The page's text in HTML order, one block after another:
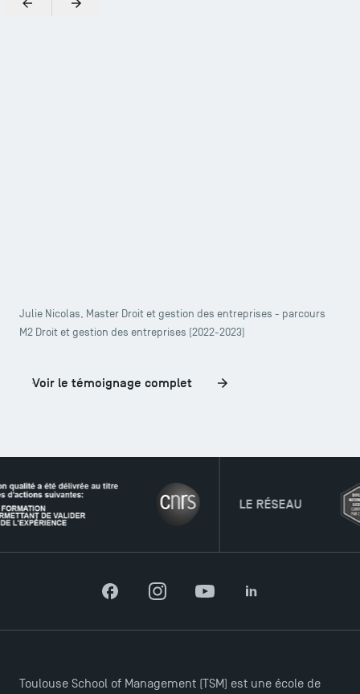
PrécédentSuivant
Julie Nicolas, Master Droit et gestion des entreprises - parcours
M2 Droit et gestion des entreprises (2022-2023)
Voir le témoignage complet
LE RÉSEAU
FacebookInstagramYouTubeLinkedIn
Toulouse School of Management (TSM) est une école de